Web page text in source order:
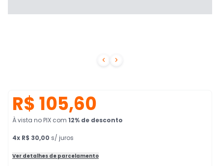
 
R$ 105,60
À vista no PIX com 12% de desconto
4x R$ 30,00 s/ juros
Ver detalhes de parcelamento